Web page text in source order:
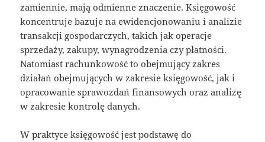
zamiennie, mają odmienne znaczenie. Księgowość
koncentruje bazuje na ewidencjonowaniu i analizie
transakcji gospodarczych, takich jak operacje
sprzedaży, zakupy, wynagrodzenia czy płatności.
Natomiast rachunkowość to obejmujący zakres
działań obejmujących w zakresie księgowość, jak i
opracowanie sprawozdań finansowych oraz analizę
w zakresie kontrolę danych.
W praktyce księgowość jest podstawę do